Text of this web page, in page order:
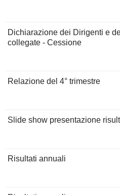
Dichiarazione dei Dirigenti e
collegate - Cessione
Relazione del 4° trimestre
Slide show presentazione
Risultati annuali